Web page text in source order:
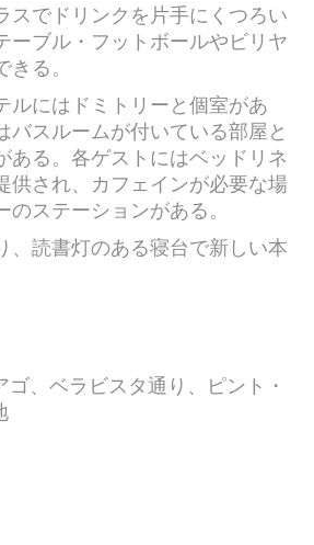
スでドリンクを片手にくつろい
ーブル・フットボールやビリヤ
る。
ルにはドミトリーと個室があ
バスルームが付いている部屋と
ある。各ゲストにはベッドリネ
供され、カフェインが必要な場
ステーションがある。
、読書灯のある寝台で新しい本
、ベラビスタ通り、ピント・